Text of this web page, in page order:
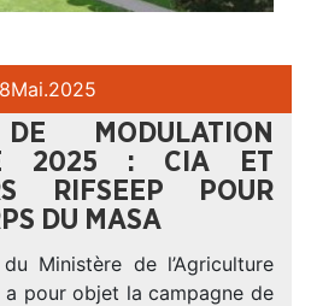
Mai.2025
MODULATION
2025 : CIA ET
RIFSEEP POUR
DU MASA
Ministère de l’Agriculture
pour objet la campagne de